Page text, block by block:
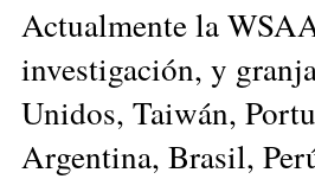
Actualmente la
investigación, y
Unidos, Taiwán,
Argentina, Brasil,